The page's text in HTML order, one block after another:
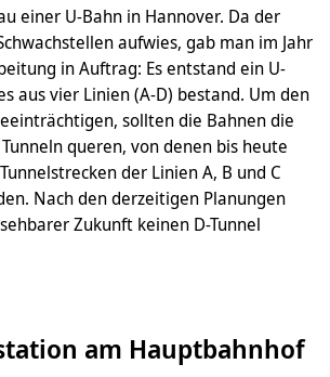
einer U-Bahn in Hannover. Da der
aufwies, gab man im Jahr
in Auftrag: Es entstand ein U-
aus vier Linien (A-D) bestand. Um den
sollten die Bahnen die
queren, von denen bis heute
der Linien A, B und C
Nach den derzeitigen Planungen
Zukunft keinen D-Tunnel
am Hauptbahnhof